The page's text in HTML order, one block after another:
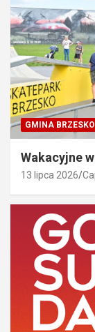
GMINA BRZESKO
Wakacyjne
13 lipca 2026